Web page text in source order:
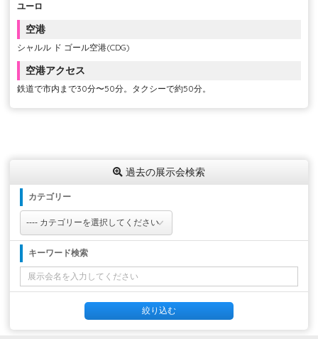
ユーロ
空港
シャルル ド ゴール空港(CDG)
空港アクセス
鉄道で市内まで30分〜50分。タクシーで約50分。
過去の展示会検索
カテゴリー
キーワード検索